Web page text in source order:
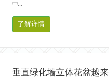
中...
了解详情
垂直绿化墙立体花盆越